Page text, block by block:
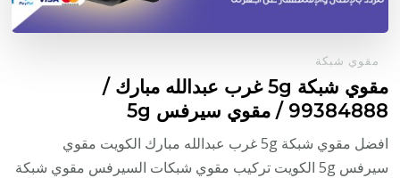
مقوي شبكة
مقوي شبكة 5g غرب عبدالله مبارك /
99384888 / مقوي سيرفس 5g
افضل مقوي شبكة 5g غرب عبدالله مبارك الكويت مقوي
سيرفس 5g الكويت تركيب مقوي شبكات السيرفس مقوي شبكة